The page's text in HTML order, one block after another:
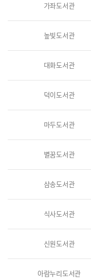
가좌도서관
높빛도서관
대화도서관
덕이도서관
마두도서관
별꿈도서관
삼송도서관
식사도서관
신원도서관
아람누리도서관